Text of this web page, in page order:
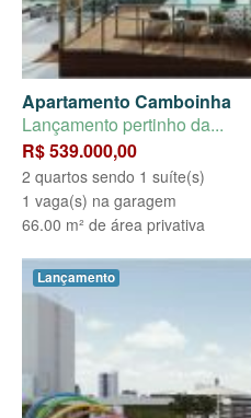
Apartamento Camboinha
Lançamento pertinho da...
R$ 539.000,00
2 quartos sendo 1 suíte(s)
1 vaga(s) na garagem
66.00 m² de área privativa
Lançamento